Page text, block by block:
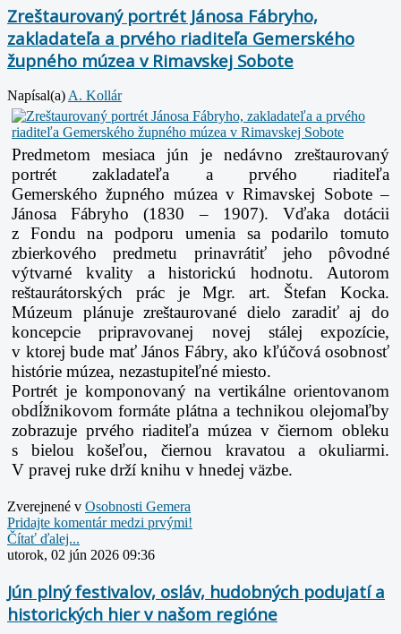
Zreštaurovaný portrét Jánosa Fábryho,
zakladateľa a prvého riaditeľa Gemerského
župného múzea v Rimavskej Sobote
Napísal(a) A. Kollár
Predmetom mesiaca jún je nedávno zreštaurovaný
portrét zakladateľa a prvého riaditeľa
Gemerskéhožupného múzea v Rimavskej Sobote –
Jánosa Fábryho (1830 – 1907). Vďaka dotácii
z Fondu napodporu umenia sa podarilo tomuto
zbierkového predmetu prinavrátiť jeho pôvodné
výtvarné kvality a historickú hodnotu. Autorom
reštaurátorských prác je Mgr. art. Štefan Kocka.
Múzeum plánujezreštaurované dielo zaradiť aj do
koncepcie pripravovanej novej stálej expozície,
v ktorej bude mať János Fábry, ako kľúčová osobnosť
histórie múzea, nezastupiteľné miesto.
Portrét je komponovaný na vertikálne orientovanom
obdĺžnikovom formáte plátna a technikou olejomaľby
zobrazuje prvého riaditeľa múzea v čiernom obleku
s bielou košeľou, čiernou kravatou a okuliarmi.
V pravej ruke drží knihu v hnedej väzbe.
Zverejnené v Osobnosti Gemera
Pridajte komentár medzi prvými!
Čítať ďalej...
utorok, 02 jún 2026 09:36
Jún plný festivalov, osláv, hudobných podujatí a
historických hier v našom regióne